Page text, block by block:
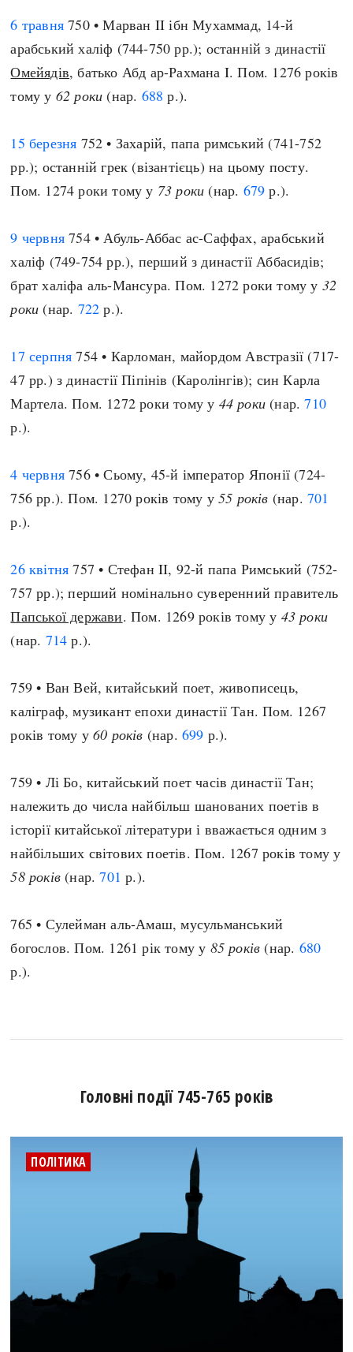
6 травня 750 • Марван II ібн Мухаммад, 14-й
арабський халіф (744-750 рр.); останній з династії
Омейядів, батько Абд ар-Рахмана I. Пом. 1276 років
тому у 62 роки (нар. 688 р.).
15 березня 752 • Захарій, папа римський (741-752
рр.); останній грек (візантієць) на цьому посту.
Пом. 1274 роки тому у 73 роки (нар. 679 р.).
9 червня 754 • Абуль-Аббас ас-Саффах, арабський
халіф (749-754 рр.), перший з династії Аббасидів;
брат халіфа аль-Мансура. Пом. 1272 роки тому у 32
роки (нар. 722 р.).
17 серпня 754 • Карломан, майордом Австразії (717-
47 рр.) з династії Піпінів (Каролінгів); син Карла
Мартела. Пом. 1272 роки тому у 44 роки (нар.710
р.).
4 червня 756 • Сьому, 45-й імператор Японії (724-
756 рр.). Пом. 1270 років тому у55 років (нар.701
р.).
26 квітня 757 • Стефан II, 92-й папа Римський (752-
757 рр.); перший номінально суверенний правитель
Папської держави. Пом. 1269 років тому у 43 роки
(нар. 714 р.).
759 • Ван Вей, китайський поет, живописець,
каліграф, музикант епохи династії Тан. Пом. 1267
років тому у60 років (нар.699 р.).
759 • Лі Бо, китайський поет часів династії Тан;
належить до числа найбільш шанованих поетів в
історії китайської літератури і вважається одним з
найбільших світових поетів. Пом. 1267 років тому у
58 років (нар.701 р.).
765 • Сулейман аль-Амаш, мусульманський
богослов. Пом. 1261 рік тому у 85 років (нар. 680
р.).
Головні події 745-765 років
ПОЛІТИКА